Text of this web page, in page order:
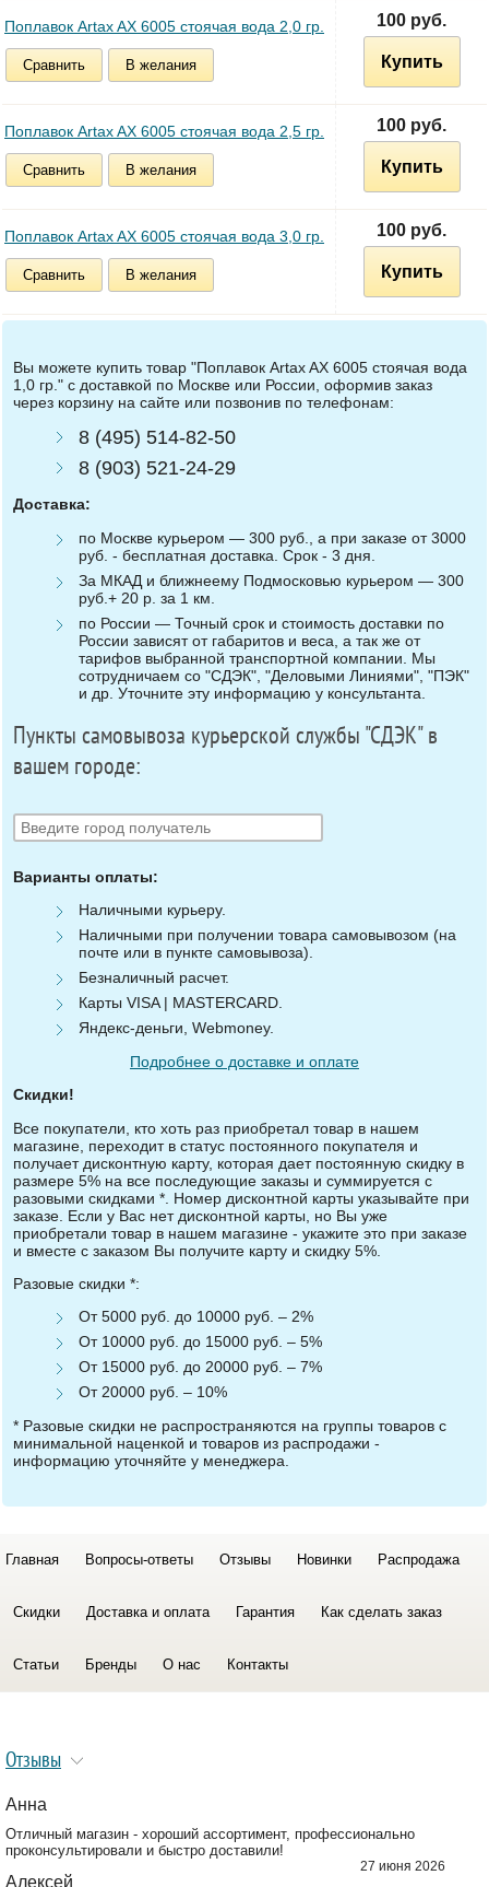
Поплавок Artax AX 6005 стоячая вода 2,0 гр.
Сравнить В желания
100 руб.
Купить
Поплавок Artax AX 6005 стоячая вода 2,5 гр.
Сравнить В желания
100 руб.
Купить
Поплавок Artax AX 6005 стоячая вода 3,0 гр.
Сравнить В желания
100 руб.
Купить
Вы можете купить товар "Поплавок Artax AX 6005 стоячая вода
1,0 гр." с доставкой по Москве или России, оформив заказ
через корзину на сайте или позвонив по телефонам:
8 (495) 514-82-50
8 (903) 521-24-29
Доставка:
по Москве курьером — 300 руб., а при заказе от 3000
руб. - бесплатная доставка. Срок - 3 дня.
За МКАД и ближнеему Подмосковью курьером — 300
руб.+ 20 р. за 1 км.
по России — Точный срок и стоимость доставки по
России зависят от габаритов и веса, а так же от
тарифов выбранной транспортной компании. Мы
сотрудничаем со "СДЭК", "Деловыми Линиями", "ПЭК"
и др. Уточните эту информацию у консультанта.
Пункты самовывоза курьерской службы "СДЭК" в
вашем городе:
Варианты оплаты:
Наличными курьеру.
Наличными при получении товара самовывозом (на
почте или в пункте самовывоза).
Безналичный расчет.
Карты VISA | MASTERCARD.
Яндекс-деньги, Webmoney.
Подробнее о доставке и оплате
Скидки!
Все покупатели, кто хоть раз приобретал товар в нашем
магазине, переходит в статус постоянного покупателя и
получает дисконтную карту, которая дает постоянную скидку в
размере 5% на все последующие заказы и суммируется с
разовыми скидками *. Номер дисконтной карты указывайте при
заказе. Если у Вас нет дисконтной карты, но Вы уже
приобретали товар в нашем магазине - укажите это при заказе
и вместе с заказом Вы получите карту и скидку 5%.
Разовые скидки *:
От 5000 руб. до 10000 руб. – 2%
От 10000 руб. до 15000 руб. – 5%
От 15000 руб. до 20000 руб. – 7%
От 20000 руб. – 10%
* Разовые скидки не распространяются на группы товаров с
минимальной наценкой и товаров из распродажи -
информацию уточняйте у менеджера.
Главная Вопросы-ответы Отзывы Новинки Распродажа
Скидки Доставка и оплата Гарантия Как сделать заказ
Статьи Бренды О нас Контакты
Отзывы
Анна
Отличный магазин - хороший ассортимент, профессионально
проконсультировали и быстро доставили!
27 июня 2026
Алексей